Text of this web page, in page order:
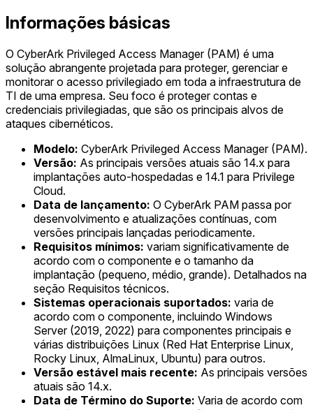
Informações básicas
O CyberArk Privileged Access Manager (PAM) é uma
solução abrangente projetada para proteger, gerenciar e
monitorar o acesso privilegiado em toda a infraestrutura de
TI de uma empresa. Seu foco é proteger contas e
credenciais privilegiadas, que são os principais alvos de
ataques cibernéticos.
Modelo: CyberArk Privileged Access Manager (PAM).
Versão: As principais versões atuais são 14.x para
implantações auto-hospedadas e 14.1 para Privilege
Cloud.
Data de lançamento: O CyberArk PAM passa por
desenvolvimento e atualizações contínuas, com
versões principais lançadas periodicamente.
Requisitos mínimos: variam significativamente de
acordo com o componente e o tamanho da
implantação (pequeno, médio, grande). Detalhados na
seção Requisitos técnicos.
Sistemas operacionais suportados: varia de
acordo com o componente, incluindo Windows
Server (2019, 2022) para componentes principais e
várias distribuições Linux (Red Hat Enterprise Linux,
Rocky Linux, AlmaLinux, Ubuntu) para outros.
Versão estável mais recente: As principais versões
atuais são 14.x.
Data de Término do Suporte: Varia de acordo com